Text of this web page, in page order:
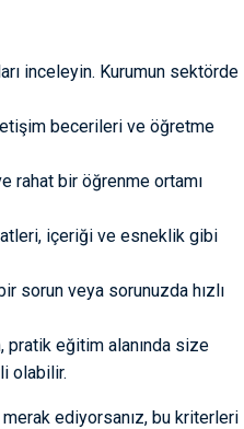
inceleyin. Kurumun sektörde
becerileri ve öğretme
rahat bir öğrenme ortamı
içeriği ve esneklik gibi
sorun veya sorunuzda hızlı
pratik eğitim alanında size
olabilir.
ediyorsanız, bu kriterleri